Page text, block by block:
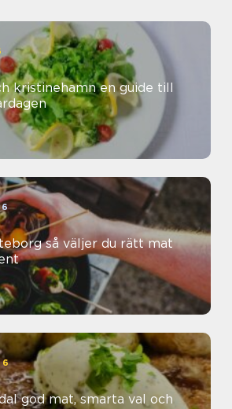
en guide till
du rätt mat
val och